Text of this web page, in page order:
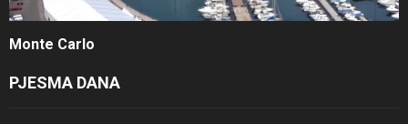
Monte Carlo
PJESMA DANA